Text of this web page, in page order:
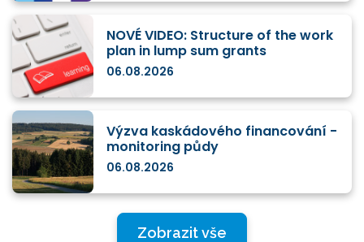
NOVÉ VIDEO: Structure of the work
plan in lump sum grants
06.08.2026
Výzva kaskádového financování -
monitoring půdy
06.08.2026
Zobrazit vše